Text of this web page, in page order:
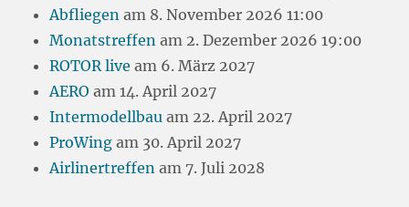
Abfliegen am 8. November 2026 11:00
Monatstreffen am 2. Dezember 2026 19:00
ROTOR live am 6. März 2027
AERO am 14. April 2027
Intermodellbau am 22. April 2027
ProWing am 30. April 2027
Airlinertreffen am 7. Juli 2028